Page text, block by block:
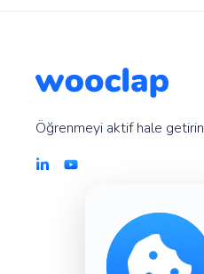
Öğrenmeyi aktif hale getirin